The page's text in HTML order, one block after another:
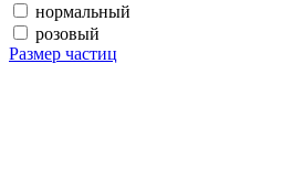
нормальный
розовый
Размер частиц